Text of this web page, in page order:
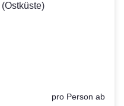
(Ostküste)
pro Person ab